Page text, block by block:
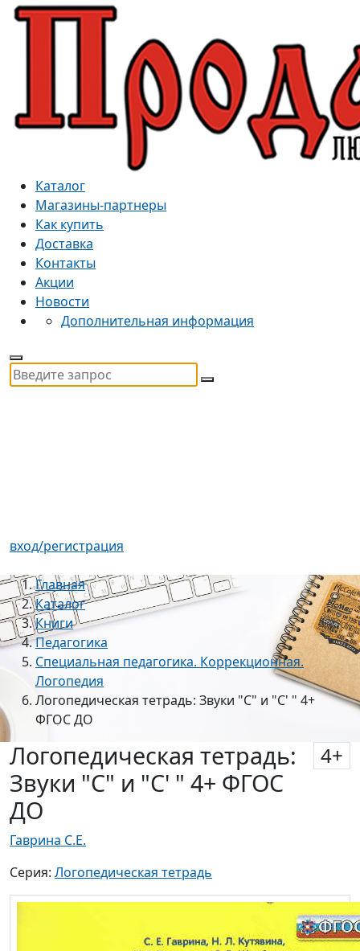
Каталог
Магазины-партнеры
Как купить
Доставка
Контакты
Акции
Новости
Дополнительная информация
вход/регистрация
Главная
Каталог
Книги
Педагогика
Специальная педагогика. Коррекционная.
Логопедия
Логопедическая тетрадь: Звуки "С" и "С' " 4+
ФГОС ДО
Логопедическая тетрадь:
Звуки "С" и "С' " 4+ ФГОС
ДО
4+
Гаврина С.Е.
Серия: Логопедическая тетрадь